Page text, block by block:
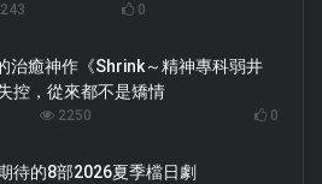
0
治癒神作《Shrink～精神專科弱井
控，從來都不是矯情
2250 0
待的8部2026夏季檔日劇